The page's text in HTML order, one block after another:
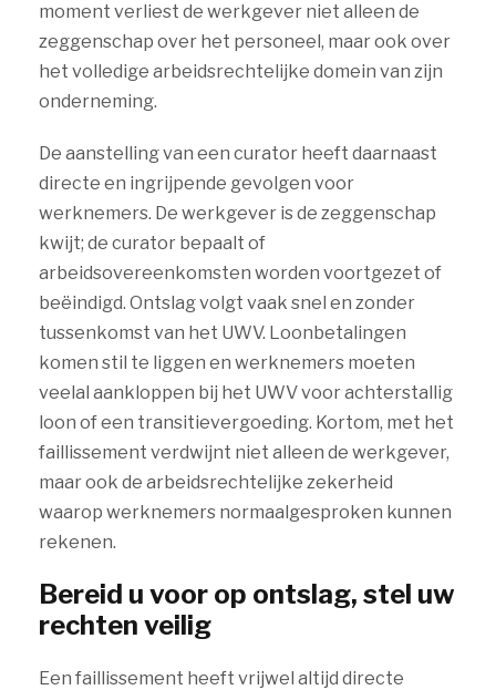
moment verliest de werkgever niet alleen de
zeggenschap over het personeel, maar ook over
het volledige arbeidsrechtelijke domein van zijn
onderneming.
De aanstelling van een curator heeft daarnaast
directe en ingrijpende gevolgen voor
werknemers. De werkgever is de zeggenschap
kwijt; de curator bepaalt of
arbeidsovereenkomsten worden voortgezet of
beëindigd. Ontslag volgt vaak snel en zonder
tussenkomst van het UWV. Loonbetalingen
komen stil te liggen en werknemers moeten
veelal aankloppen bij het UWV voor achterstallig
loon of een transitievergoeding. Kortom, met het
faillissement verdwijnt niet alleen de werkgever,
maar ook de arbeidsrechtelijke zekerheid
waarop werknemers normaalgesproken kunnen
rekenen.
Bereid u voor op ontslag, stel uw
rechten veilig
Een faillissement heeft vrijwel altijd directe